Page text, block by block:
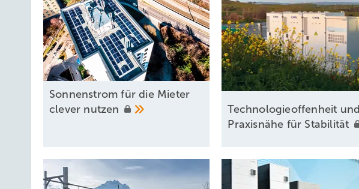
Sonnenstrom für die Mieter
clever nutzen
Technologieoffenheit und
Praxisnähe für Stabilität